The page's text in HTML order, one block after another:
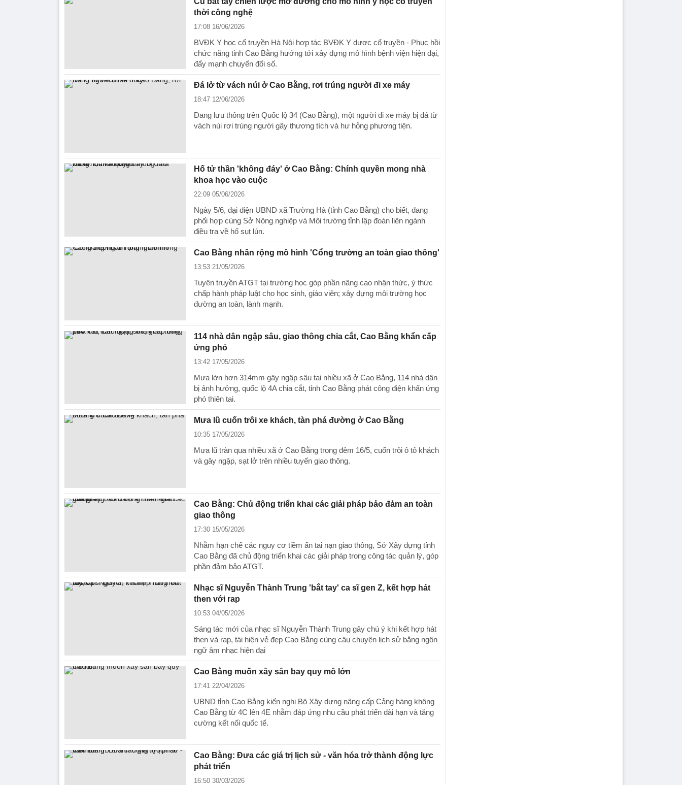
thời công nghệ
17:08 16/06/2026
BVĐK Y học cổ truyền Hà Nội hợp tác BVĐK Y dược cổ truyền - Phục hồi
chức năng tỉnh Cao Bằng hướng tới xây dựng mô hình bệnh viện hiện đại,
đẩy mạnh chuyển đổi số.
Đá lở từ vách núi ở Cao Bằng, rơi trúng người đi xe máy
18:47 12/06/2026
Đang lưu thông trên Quốc lộ 34 (Cao Bằng), một người đi xe máy bị đá từ
vách núi rơi trúng người gây thương tích và hư hỏng phương tiện.
Hố tử thần 'không đáy' ở Cao Bằng: Chính quyền mong nhà
khoa học vào cuộc
22:09 05/06/2026
Ngày 5/6, đại diện UBND xã Trường Hà (tỉnh Cao Bằng) cho biết, đang
phối hợp cùng Sở Nông nghiệp và Môi trường tỉnh lập đoàn liên ngành
điều tra về hố sụt lún.
Cao Bằng nhân rộng mô hình 'Cổng trường an toàn giao thông'
13:53 21/05/2026
Tuyên truyền ATGT tại trường học góp phần nâng cao nhận thức, ý thức
chấp hành pháp luật cho học sinh, giáo viên; xây dựng môi trường học
đường an toàn, lành mạnh.
114 nhà dân ngập sâu, giao thông chia cắt, Cao Bằng khẩn cấp
ứng phó
13:42 17/05/2026
Mưa lớn hơn 314mm gây ngập sâu tại nhiều xã ở Cao Bằng, 114 nhà dân
bị ảnh hưởng, quốc lộ 4A chia cắt, tỉnh Cao Bằng phát công điện khẩn ứng
phó thiên tai.
Mưa lũ cuốn trôi xe khách, tàn phá đường ở Cao Bằng
10:35 17/05/2026
Mưa lũ tràn qua nhiều xã ở Cao Bằng trong đêm 16/5, cuốn trôi ô tô khách
và gây ngập, sạt lở trên nhiều tuyến giao thông.
Cao Bằng: Chủ động triển khai các giải pháp bảo đảm an toàn
giao thông
17:30 15/05/2026
Nhằm hạn chế các nguy cơ tiềm ẩn tai nạn giao thông, Sở Xây dựng tỉnh
Cao Bằng đã chủ động triển khai các giải pháp trong công tác quản lý, góp
phần đảm bảo ATGT.
Nhạc sĩ Nguyễn Thành Trung 'bắt tay' ca sĩ gen Z, kết hợp hát
then với rap
10:53 04/05/2026
Sáng tác mới của nhạc sĩ Nguyễn Thành Trung gây chú ý khi kết hợp hát
then và rap, tái hiện vẻ đẹp Cao Bằng cùng câu chuyện lịch sử bằng ngôn
ngữ âm nhạc hiện đại
Cao Bằng muốn xây sân bay quy mô lớn
17:41 22/04/2026
UBND tỉnh Cao Bằng kiến nghị Bộ Xây dựng nâng cấp Cảng hàng không
Cao Bằng từ 4C lên 4E nhằm đáp ứng nhu cầu phát triển dài hạn và tăng
cường kết nối quốc tế.
Cao Bằng: Đưa các giá trị lịch sử - văn hóa trở thành động lực
phát triển
16:50 30/03/2026